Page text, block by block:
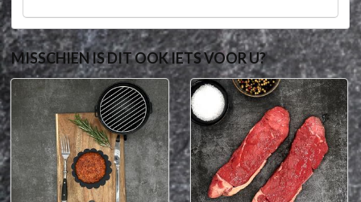
MISSCHIEN IS DIT OOK IETS VOOR U?